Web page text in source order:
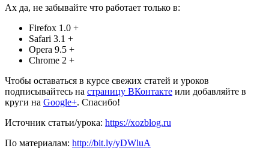
Ах да, не забывайте что работает только в:
Firefox 1.0 +
Safari 3.1 +
Opera 9.5 +
Chrome 2 +
Чтобы оставаться в курсе свежих статей и уроков
подписывайтесь на страницу ВКонтакте или добавляйте в
круги на Google+. Спасибо!
Источник статьи/урока: https://xozblog.ru
По материалам: http://bit.ly/yDWluA